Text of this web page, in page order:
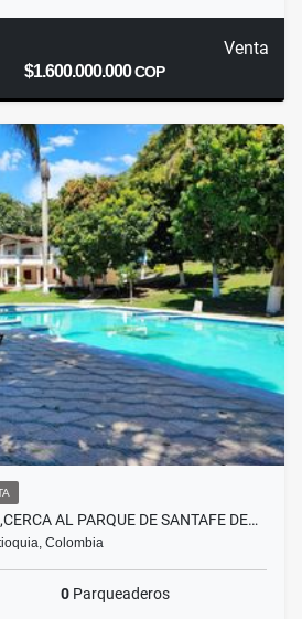
Venta
$1.600.000.000COP
AL PARQUE DE SANTAFE DE…
Colombia
0 Parqueaderos